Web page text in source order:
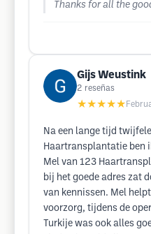
Thanks for all the
Gijs Weustink
2 reseñas
★★★★★
Na een lange tijd
Haartransplantatie ben
Mel van 123
bij het goede adres zat
van kennissen. Mel
voorzorg, tijdens de
Turkije was ook alles